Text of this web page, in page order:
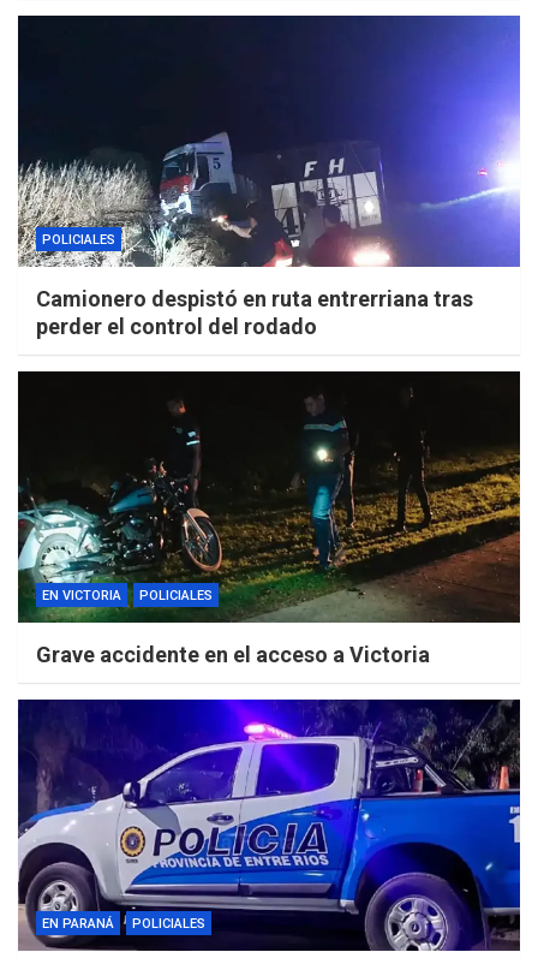
POLICIALES
Camionero despistó en ruta entrerriana tras
perder el control del rodado
EN VICTORIA POLICIALES
Grave accidente en el acceso a Victoria
EN PARANÁ POLICIALES